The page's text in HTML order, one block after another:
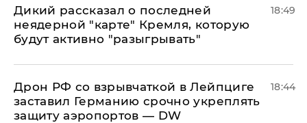
Дикий рассказал о последней
неядерной "карте" Кремля, которую
будут активно "разыгрывать"
18:49
​Дрон РФ со взрывчаткой в Лейпциге
заставил Германию срочно укреплять
защиту аэропортов — DW
18:44